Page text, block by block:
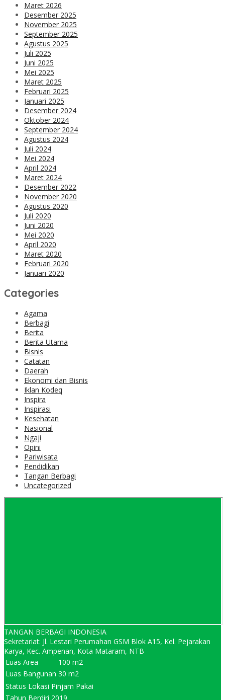
Maret 2026
Desember 2025
November 2025
September 2025
Agustus 2025
Juli 2025
Juni 2025
Mei 2025
Maret 2025
Februari 2025
Januari 2025
Desember 2024
Oktober 2024
September 2024
Agustus 2024
Juli 2024
Mei 2024
April 2024
Maret 2024
Desember 2022
November 2020
Agustus 2020
Juli 2020
Juni 2020
Mei 2020
April 2020
Maret 2020
Februari 2020
Januari 2020
Categories
Agama
Berbagi
Berita
Berita Utama
Bisnis
Catatan
Daerah
Ekonomi dan Bisnis
Iklan Kodeq
Inspira
Inspirasi
Kesehatan
Nasional
Ngaji
Opini
Pariwisata
Pendidikan
Tangan Berbagi
Uncategorized
TANGAN BERBAGI INDONESIA
Sekretariat: Jl. Lestari Perumahan GSM Blok A15, Kel. Pejarakan
Karya, Kec. Ampenan, Kota Mataram, NTB
Luas Area
100 m2
Luas Bangunan 30 m2
Status Lokasi Pinjam Pakai
Tahun Berdiri 2019